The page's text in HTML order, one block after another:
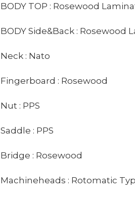
BODY TOP : Rosewood
BODY Side&Back : Rosewood
Neck : Nato
Fingerboard : Rosewood
Nut : PPS
Saddle : PPS
Bridge : Rosewood
Machineheads : Rotomatic